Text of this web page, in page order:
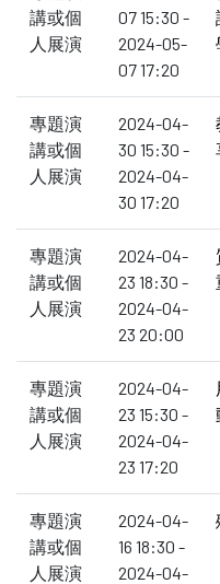
講或個
人展演
07 15:30 -
2024-05-
07 17:20
專題演
講或個
人展演
2024-04-
30 15:30 -
2024-04-
30 17:20
專題演
講或個
人展演
2024-04-
23 18:30 -
2024-04-
23 20:00
專題演
講或個
人展演
2024-04-
23 15:30 -
2024-04-
23 17:20
專題演
講或個
人展演
2024-04-
16 18:30 -
2024-04-